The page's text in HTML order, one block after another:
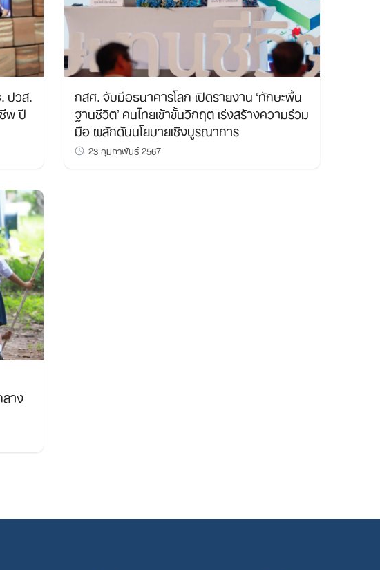
ปวส.
พ ปี
าง
กสศ. จับมือธนาคารโลก เปิดรายงาน ‘ทักษะพื้น
ฐานชีวิต’ คนไทยเข้าขั้นวิกฤต เร่งสร้างความร่วม
มือ ผลักดันนโยบายเชิงบูรณาการ
23 กุมภาพันธ์ 2567